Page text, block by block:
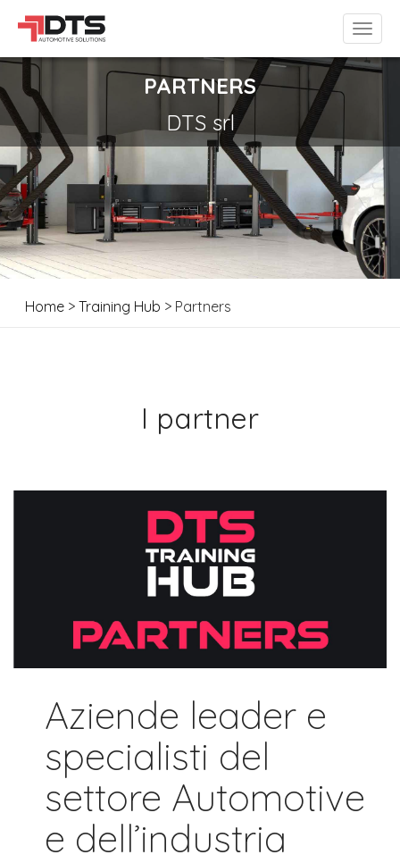
PARTNERS
DTS srl
Home >Training Hub > Partners
I partner
Aziende leader e
specialisti del
settore Automotive
e dell’industria